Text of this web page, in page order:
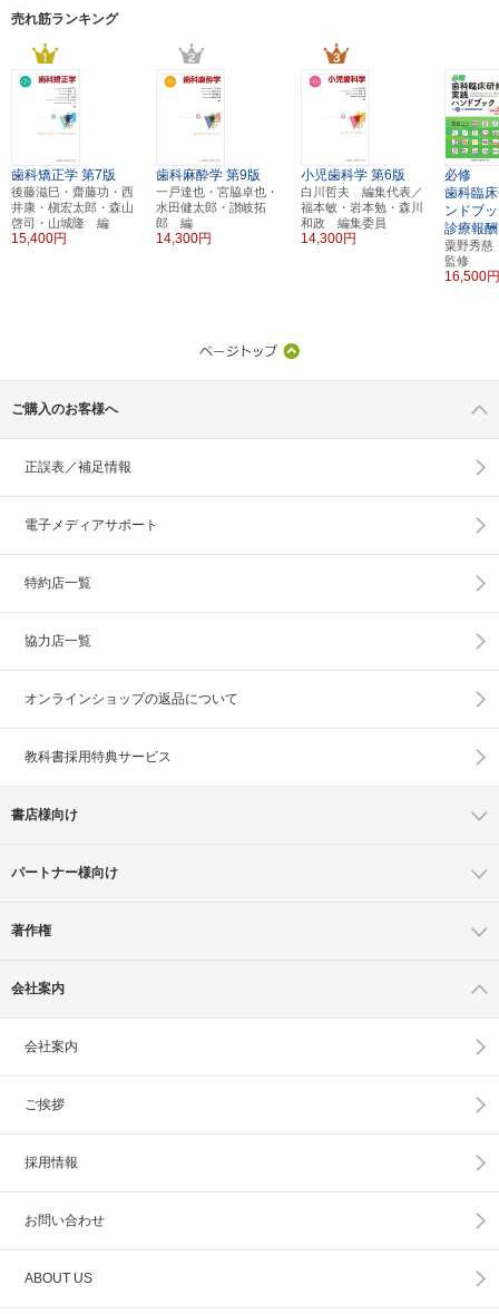
売れ筋ランキング
歯科矯正学 第7版
後藤滋巳・齋藤功・西
井康・槇宏太郎・森山
啓司・山城隆 編
15,400円
歯科麻酔学 第9版
一戸達也・宮脇卓也・
水田健太郎・讃岐拓
郎 編
14,300円
小児歯科学 第6版
白川哲夫 編集代表／
福本敏・岩本勉・森川
和政 編集委員
14,300円
必修
歯科臨
ンドブ
診療報
粟野秀
監修
16,500
ご購入のお客様へ
正誤表／補足情報
電子メディアサポート
特約店一覧
協力店一覧
オンラインショップの返品について
教科書採用特典サービス
書店様向け
パートナー様向け
著作権
会社案内
会社案内
ご挨拶
採用情報
お問い合わせ
ABOUT US